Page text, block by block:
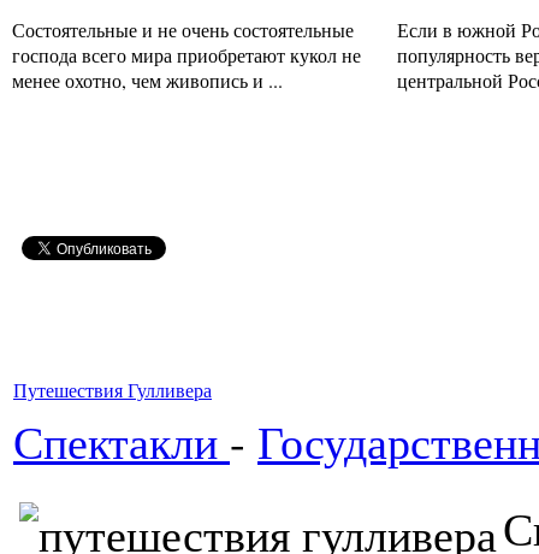
Состоятельные и не очень состоятельные
господа всего мира приобретают кукол не
менее охотно, чем живопись и ...
Если в южной
популярность
центральной
Путешествия Гулливера
Спектакли -